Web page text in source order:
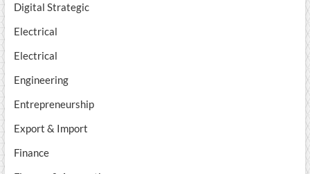
Digital Strategic
Electrical
Electrical
Engineering
Entrepreneurship
Export & Import
Finance